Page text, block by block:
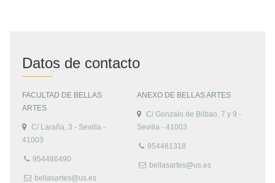
Datos de contacto
FACULTAD DE BELLAS
ARTES
C/ Laraña, 3 - Sevilla -
41003
954486490
bellasartes@us.es
ANEXO DE BELLAS ARTES
C/ Gonzalo de Bilbao, 7 y 9 -
Sevilla - 41003
954481318
bellasartes@us.es